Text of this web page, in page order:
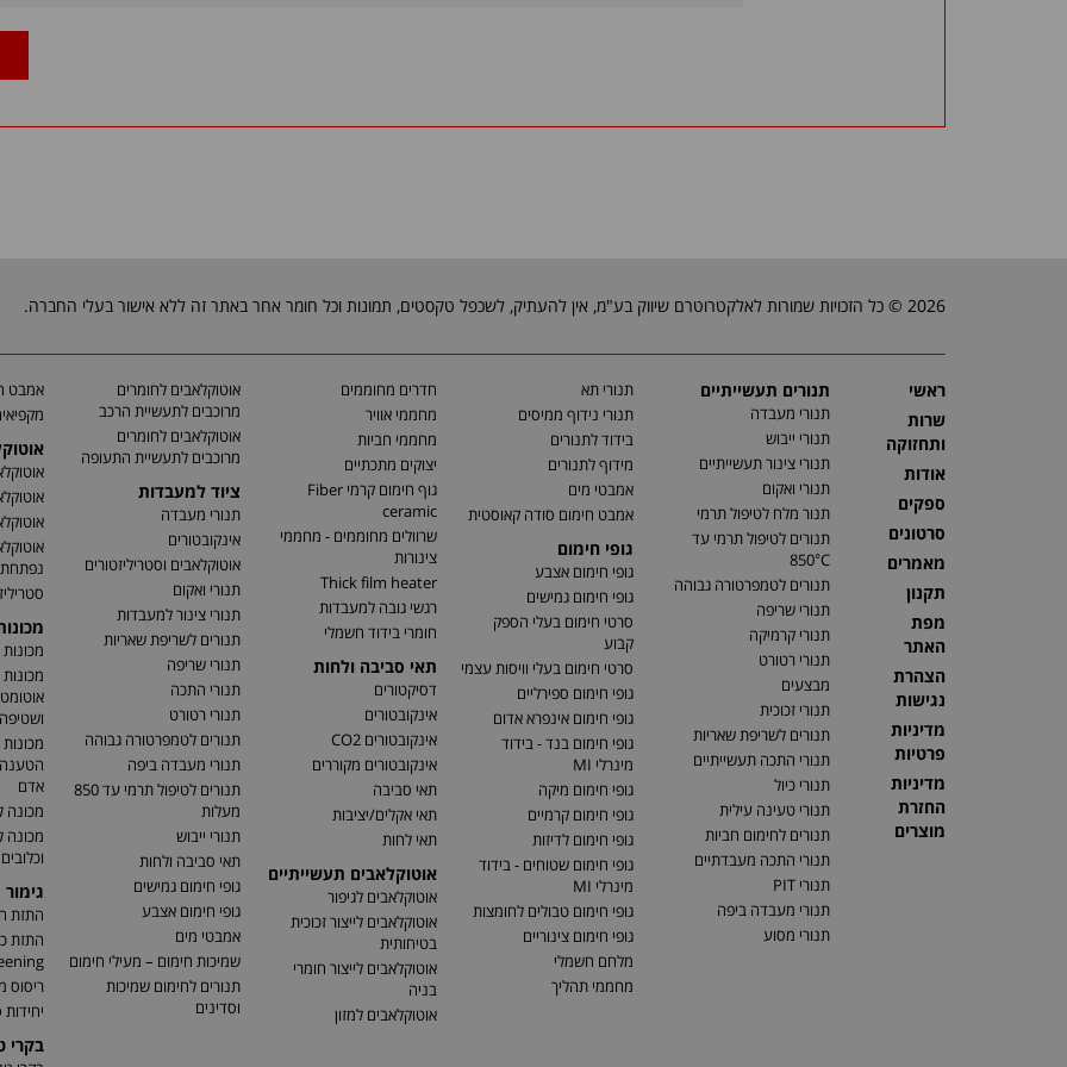
2026 © כל הזכויות שמורות לאלקטרוטרם שיווק בע"מ, אין להעתיק, לשכפל טקסטים, תמונות וכל חומר אחר באתר זה ללא אישור בעלי החברה.
ראשי
שרות
ותחזוקה
אודות
ספקים
סרטונים
מאמרים
תקנון
מפת
האתר
הצהרת
נגישות
מדיניות
פרטיות
מדיניות
החזרת
מוצרים
תנורים תעשייתיים
תנורי מעבדה
תנורי ייבוש
תנורי צינור תעשייתיים
תנורי ואקום
תנור מלח לטיפול תרמי
תנורים לטיפול תרמי עד
850°C
תנורים לטמפרטורה גבוהה
תנורי שריפה
תנורי קרמיקה
תנורי רטורט
מבצעים
תנורי זכוכית
תנורים לשריפת שאריות
תנורי התכה תעשייתיים
תנורי כיול
תנורי טעינה עילית
תנורים לחימום חביות
תנורי התכה מעבדתיים
תנורי PIT
תנורי מעבדה ביפה
תנורי מסוע
תנורי תא
תנורי נידוף ממיסים
בידוד לתנורים
מידוף לתנורים
אמבטי מים
אמבט חימום סודה קאוסטית
גופי חימום
גופי חימום אצבע
גופי חימום גמישים
סרטי חימום בעלי הספק
קבוע
סרטי חימום בעלי וויסות עצמי
גופי חימום ספירליים
גופי חימום אינפרא אדום
גופי חימום בנד - בידוד
מינרלי MI
גופי חימום מיקה
גופי חימום קרמיים
גופי חימום לדיזות
גופי חימום שטוחים - בידוד
מינרלי MI
גופי חימום טבולים לחומצות
גופי חימום צינוריים
מלחם חשמלי
מחממי תהליך
חדרים מחוממים
מחממי אוויר
מחממי חביות
יצוקים מתכתיים
גוף חימום קרמי Fiber
ceramic
שרוולים מחוממים - מחממי
צינורות
Thick film heater
רגשי גובה למעבדות
חומרי בידוד חשמלי
תאי סביבה ולחות
דסיקטורים
אינקובטורים
אינקובטורים CO2
אינקובטורים מקוררים
תאי סביבה
תאי אקלים/יציבות
תאי לחות
אוטוקלאבים תעשייתיים
אוטוקלאבים לגיפור
אוטוקלאבים לייצור זכוכית
בטיחותית
אוטוקלאבים לייצור חומרי
בניה
אוטוקלאבים למזון
אוטוקלאבים לחומרים
מרוכבים לתעשיית הרכב
אוטוקלאבים לחומרים
מרוכבים לתעשיית התעופה
ציוד למעבדות
תנורי מעבדה
אינקובטורים
אוטוקלאבים וסטריליזטורים
תנורי ואקום
תנורי צינור למעבדות
תנורים לשריפת שאריות
תנורי שריפה
תנורי התכה
תנורי רטורט
תנורים לטמפרטורה גבוהה
תנורי מעבדה ביפה
תנורים לטיפול תרמי עד 850
מעלות
תנורי ייבוש
תאי סביבה ולחות
גופי חימום גמישים
גופי חימום אצבע
אמבטי מים
שמיכות חימום – מעילי חימום
תנורים לחימום שמיכות
וסדינים
אמבט
נפתחת
אדם
מכונה
וכלובים
התזת
ריסוס
יחידות
בקרי